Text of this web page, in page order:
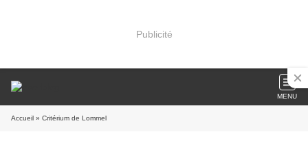
Publicité
MENU
Accueil » Critérium de Lommel